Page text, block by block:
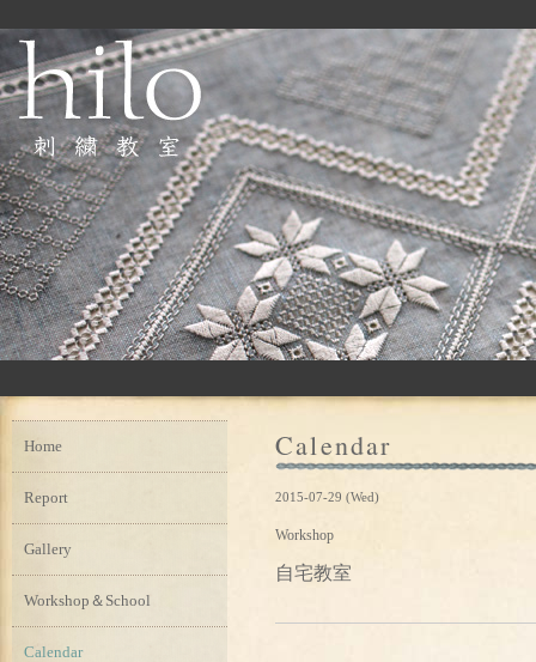
Calendar
2015-07-29 (Wed)
Workshop
自宅教室
Home
Report
Gallery
Workshop＆School
Calendar